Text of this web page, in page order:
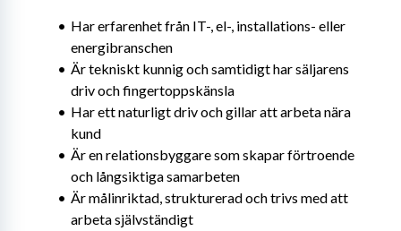
Har erfarenhet från IT-, el-, installations- eller
energibranschen
Är tekniskt kunnig och samtidigt har säljarens
driv och fingertoppskänsla
Har ett naturligt driv och gillar att arbeta nära
kund
Är en relationsbyggare som skapar förtroende
och långsiktiga samarbeten
Är målinriktad, strukturerad och trivs med att
arbeta självständigt